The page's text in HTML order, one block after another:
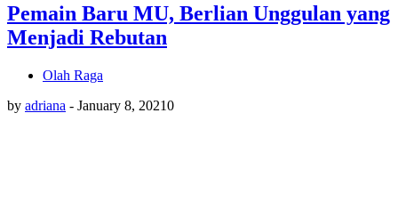
Pemain Baru MU, Berlian Unggulan yang
Menjadi Rebutan
Olah Raga
by adriana - January 8, 20210